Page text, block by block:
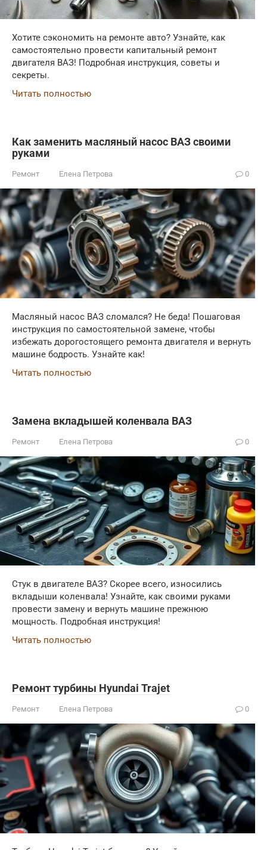
Хотите сэкономить на ремонте авто? Узнайте, как
самостоятельно провести капитальный ремонт
двигателя ВАЗ! Подробная инструкция, советы и
секреты.
Читать полностью
Как заменить масляный насос ВАЗ своими
руками
Ремонт Елена Петрова 0
Масляный насос ВАЗ сломался? Не беда! Пошаговая
инструкция по самостоятельной замене, чтобы
избежать дорогостоящего ремонта двигателя и вернуть
машине бодрость. Узнайте как!
Читать полностью
Замена вкладышей коленвала ВАЗ
Ремонт Елена Петрова 0
Стук в двигателе ВАЗ? Скорее всего, износились
вкладыши коленвала! Узнайте, как своими руками
провести замену и вернуть машине прежнюю
мощность. Подробная инструкция!
Читать полностью
Ремонт турбины Hyundai Trajet
Ремонт Елена Петрова 0